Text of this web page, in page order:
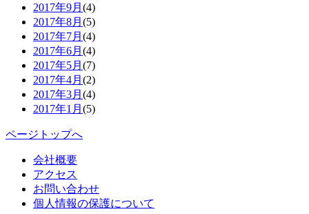
2017年9月 (4)
2017年8月 (5)
2017年7月 (4)
2017年6月 (4)
2017年5月 (7)
2017年4月 (2)
2017年3月 (4)
2017年1月 (5)
ページトップへ
会社概要
アクセス
お問い合わせ
個人情報の保護について